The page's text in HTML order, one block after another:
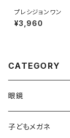
プレシジョンワン
¥3,960
CATEGORY
眼鏡
メンズ
子どもメガネ